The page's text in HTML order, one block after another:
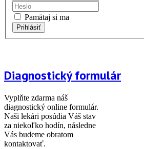
Pamätaj si ma
Diagnostický formulár
Vyplňte zdarma náš
diagnostický online formulár.
Naši lekári posúdia Váš stav
za niekoľko hodín, následne
Vás budeme obratom
kontaktovať.